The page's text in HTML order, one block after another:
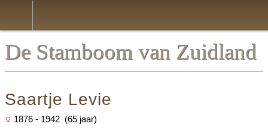
De Stamboom van Zuidland
Saartje Levie
1876 - 1942 (65 jaar)